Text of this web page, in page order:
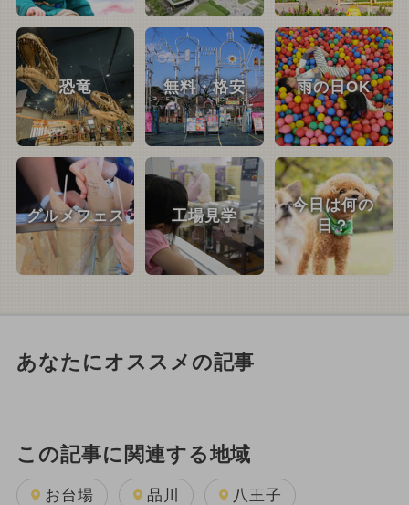
恐竜 無料・格安 雨の日OK
グルメフェス 工場見学
今日は何の
日？
あなたにオススメの記事
この記事に関連する地域
お台場 品川 八王子